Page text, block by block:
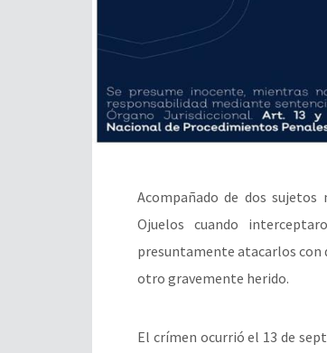
Acompañado de dos
Ojuelos cuando
presuntamente atacarlos con
otro gravemente herido.
El crímen ocurrió el 13 de